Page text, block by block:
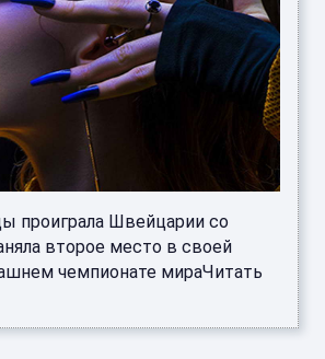
проиграла Швейцарии со
второе место в своей
чемпионате мираЧитать